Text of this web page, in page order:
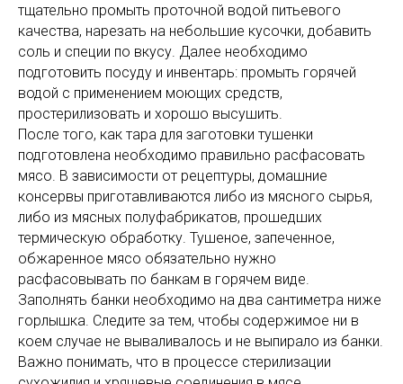
тщательно промыть проточной водой питьевого
качества, нарезать на небольшие кусочки, добавить
соль и специи по вкусу. Далее необходимо
подготовить посуду и инвентарь: промыть горячей
водой с применением моющих средств,
простерилизовать и хорошо высушить.
После того, как тара для заготовки тушенки
подготовлена необходимо правильно расфасовать
мясо. В зависимости от рецептуры, домашние
консервы приготавливаются либо из мясного сырья,
либо из мясных полуфабрикатов, прошедших
термическую обработку. Тушеное, запеченное,
обжаренное мясо обязательно нужно
расфасовывать по банкам в горячем виде.
Заполнять банки необходимо на два сантиметра ниже
горлышка. Следите за тем, чтобы содержимое ни в
коем случае не вываливалось и не выпирало из банки.
Важно понимать, что в процессе стерилизации